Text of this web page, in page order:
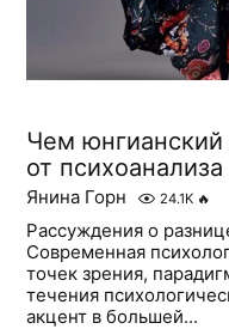
Чем юнгианский
от
Янина Горн 24.1K 🔥
Рассуждения о
Современная
точек зрения,
течения
акцент в большей...